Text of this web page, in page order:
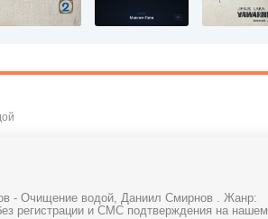
- Очищение водой, Даниил Смирнов . Жанр:
регистрации и СМС подтверждения на нашем